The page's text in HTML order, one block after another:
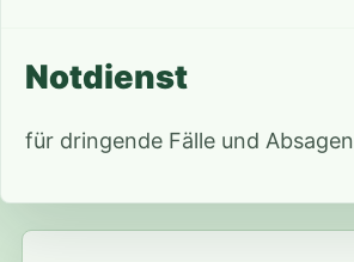
Notdienst
für dringende Fälle und Absagen